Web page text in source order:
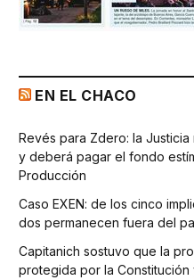
EN EL CHACO
Revés para Zdero: la
y deberá pagar el fondo
Producción
Caso EXEN: de los cinco
dos permanecen fuera del
Capitanich sostuvo que la
protegida por la